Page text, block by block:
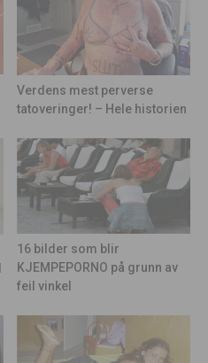
Verdens mest perverse
tatoveringer! – Hele historien
16 bilder som blir
KJEMPEPORNO på grunn av
feil vinkel